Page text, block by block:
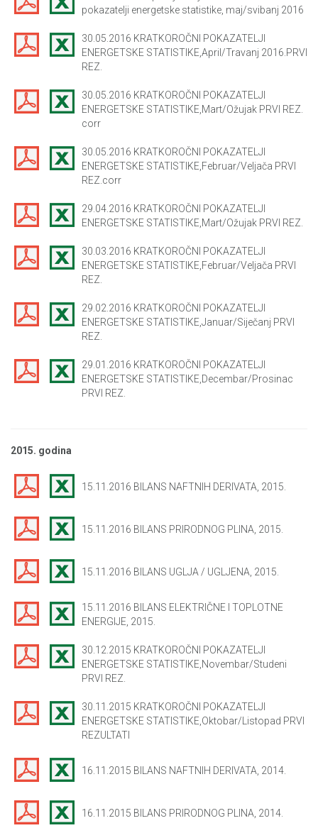
pokazatelji energetske statistike, maj/svibanj 2016
30.05.2016 KRATKOROČNI POKAZATELJI
ENERGETSKE STATISTIKE,April/Travanj 2016.PRVI
REZ.
30.05.2016 KRATKOROČNI POKAZATELJI
ENERGETSKE STATISTIKE,Mart/Ožujak PRVI REZ.
corr
30.05.2016 KRATKOROČNI POKAZATELJI
ENERGETSKE STATISTIKE,Februar/Veljača PRVI
REZ.corr
29.04.2016 KRATKOROČNI POKAZATELJI
ENERGETSKE STATISTIKE,Mart/Ožujak PRVI REZ.
30.03.2016 KRATKOROČNI POKAZATELJI
ENERGETSKE STATISTIKE,Februar/Veljača PRVI
REZ.
29.02.2016 KRATKOROČNI POKAZATELJI
ENERGETSKE STATISTIKE,Januar/Siječanj PRVI
REZ.
29.01.2016 KRATKOROČNI POKAZATELJI
ENERGETSKE STATISTIKE,Decembar/Prosinac
PRVI REZ.
2015. godina
15.11.2016 BILANS NAFTNIH DERIVATA, 2015.
15.11.2016 BILANS PRIRODNOG PLINA, 2015.
15.11.2016 BILANS UGLJA / UGLJENA, 2015.
15.11.2016 BILANS ELEKTRIČNE I TOPLOTNE
ENERGIJE, 2015.
30.12.2015 KRATKOROČNI POKAZATELJI
ENERGETSKE STATISTIKE,Novembar/Studeni
PRVI REZ.
30.11.2015 KRATKOROČNI POKAZATELJI
ENERGETSKE STATISTIKE,Oktobar/Listopad PRVI
REZULTATI
16.11.2015 BILANS NAFTNIH DERIVATA, 2014.
16.11.2015 BILANS PRIRODNOG PLINA, 2014.